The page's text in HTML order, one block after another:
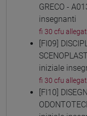
GRECO -
insegnanti
fi 30 cfu
[FI09]
iniziale
fi 30 cfu
[FI10]